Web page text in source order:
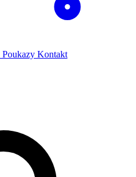
Poukazy Kontakt